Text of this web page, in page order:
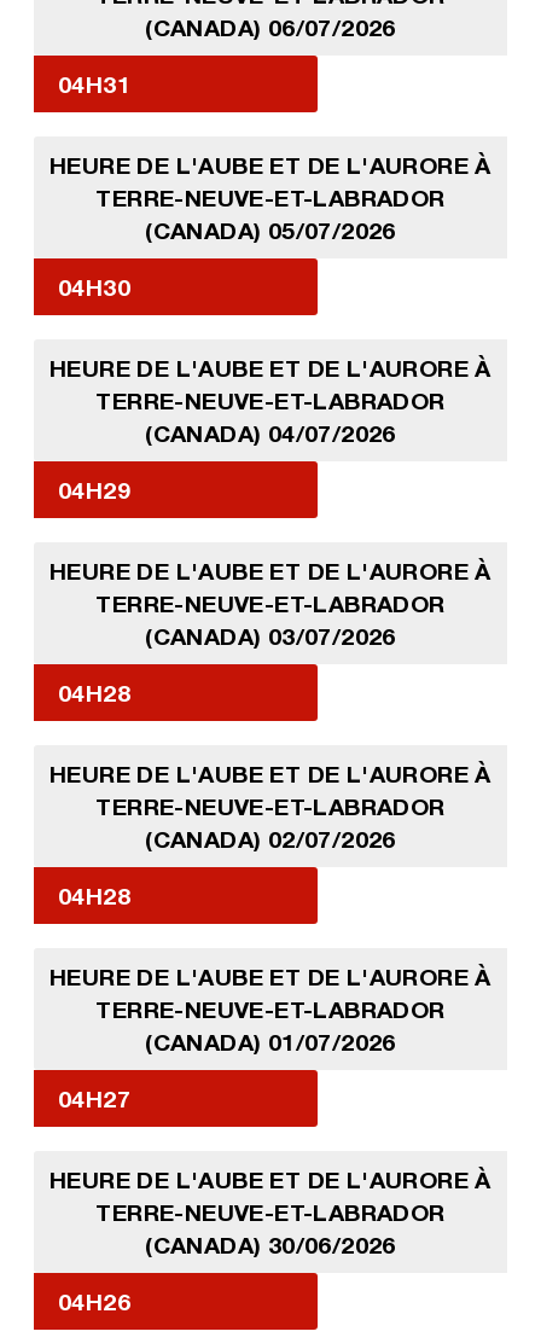
(CANADA) 06/07/2026
04H31
HEURE DE L'AUBE ET DE L'AURORE À
TERRE-NEUVE-ET-LABRADOR
(CANADA) 05/07/2026
04H30
HEURE DE L'AUBE ET DE L'AURORE À
TERRE-NEUVE-ET-LABRADOR
(CANADA) 04/07/2026
04H29
HEURE DE L'AUBE ET DE L'AURORE À
TERRE-NEUVE-ET-LABRADOR
(CANADA) 03/07/2026
04H28
HEURE DE L'AUBE ET DE L'AURORE À
TERRE-NEUVE-ET-LABRADOR
(CANADA) 02/07/2026
04H28
HEURE DE L'AUBE ET DE L'AURORE À
TERRE-NEUVE-ET-LABRADOR
(CANADA) 01/07/2026
04H27
HEURE DE L'AUBE ET DE L'AURORE À
TERRE-NEUVE-ET-LABRADOR
(CANADA) 30/06/2026
04H26